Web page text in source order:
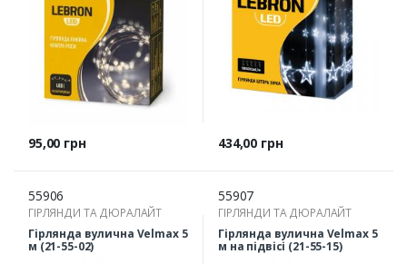
Ціна
95,00 грн Ціна
434,00 грн
55906
ГІРЛЯНДИ ТА ДЮРАЛАЙТ
Гірлянда вулична Velmax 5
м (21-55-02)
55907
ГІРЛЯНДИ ТА ДЮРАЛАЙТ
Гірлянда вулична Velmax 5
м на підвісі (21-55-15)